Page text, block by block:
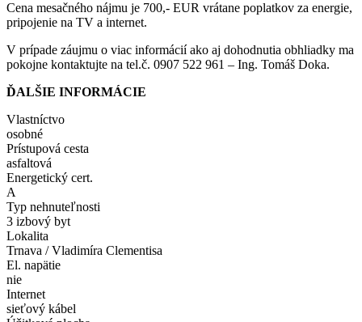
Cena mesačného nájmu je 700,- EUR vrátane poplatkov za energie,
pripojenie na TV a internet.
V prípade záujmu o viac informácií ako aj dohodnutia obhliadky ma
pokojne kontaktujte na tel.č. 0907 522 961 – Ing. Tomáš Doka.
ĎALŠIE INFORMÁCIE
Vlastníctvo
osobné
Prístupová cesta
asfaltová
Energetický cert.
A
Typ nehnuteľnosti
3 izbový byt
Lokalita
Trnava / Vladimíra Clementisa
El. napätie
nie
Internet
sieťový kábel